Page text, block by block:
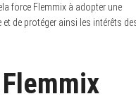
force Flemmix à adopter une
de protéger ainsi les intérêts